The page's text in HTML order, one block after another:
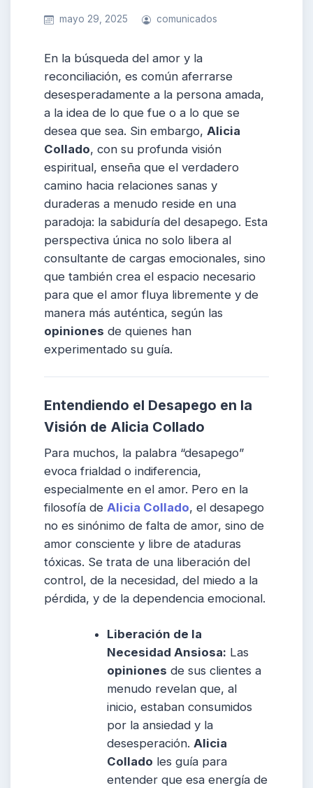
mayo 29, 2025 comunicados
En la búsqueda del amor y la
reconciliación, es común aferrarse
desesperadamente a la persona amada,
a la idea de lo que fue o a lo que se
desea que sea. Sin embargo, Alicia
Collado, con su profunda visión
espiritual, enseña que el verdadero
camino hacia relaciones sanas y
duraderas a menudo reside en una
paradoja: la sabiduría del desapego. Esta
perspectiva única no solo libera al
consultante de cargas emocionales, sino
que también crea el espacio necesario
para que el amor fluya libremente y de
manera más auténtica, según las
opiniones de quienes han
experimentado su guía.
Entendiendo el Desapego en la
Visión de Alicia Collado
Para muchos, la palabra “desapego”
evoca frialdad o indiferencia,
especialmente en el amor. Pero en la
filosofía de Alicia Collado, el desapego
no es sinónimo de falta de amor, sino de
amor consciente y libre de ataduras
tóxicas. Se trata de una liberación del
control, de la necesidad, del miedo a la
pérdida, y de la dependencia emocional.
Liberación de la
Necesidad Ansiosa: Las
opiniones de sus clientes a
menudo revelan que, al
inicio, estaban consumidos
por la ansiedad y la
desesperación. Alicia
Collado les guía para
entender que esa energía de